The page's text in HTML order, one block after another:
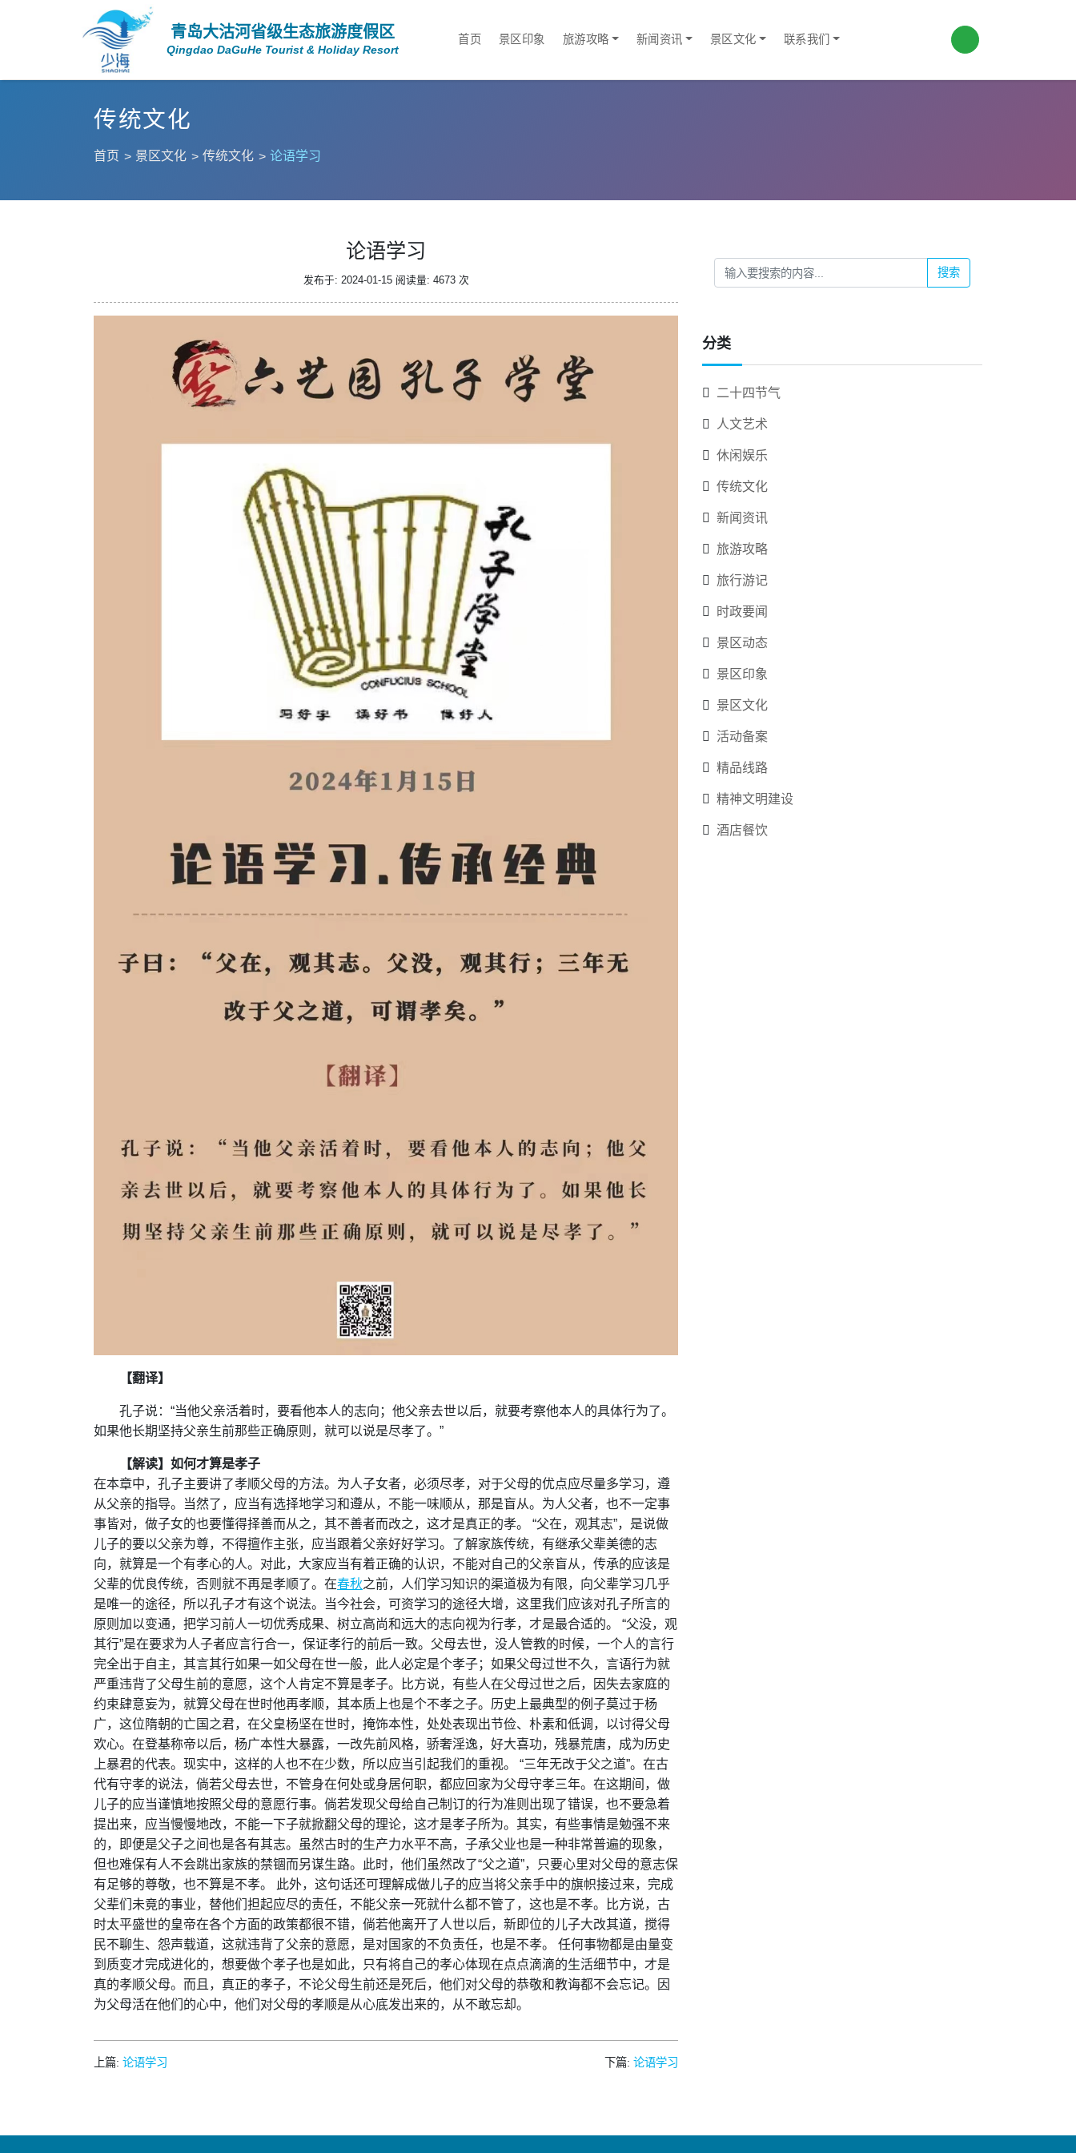
青岛大沽河省级生态旅游度假区
Qingdao DaGuHe Tourist & Holiday Resort
首页 景区印象 旅游攻略 新闻资讯 景区文化 联系我们
传统文化
首页 景区文化 传统文化 论语学习
论语学习
发布于: 2024-01-15 阅读量: 4673 次
【翻译】
孔子说：“当他父亲活着时，要看他本人的志向；他父亲去世以后，就要考察他本人的具体行为了。
如果他长期坚持父亲生前那些正确原则，就可以说是尽孝了。”
【解读】如何才算是孝子
在本章中，孔子主要讲了孝顺父母的方法。为人子女者，必须尽孝，对于父母的优点应尽量多学习，遵
从父亲的指导。当然了，应当有选择地学习和遵从，不能一味顺从，那是盲从。为人父者，也不一定事
事皆对，做子女的也要懂得择善而从之，其不善者而改之，这才是真正的孝。 “父在，观其志”，是说做
儿子的要以父亲为尊，不得擅作主张，应当跟着父亲好好学习。了解家族传统，有继承父辈美德的志
向，就算是一个有孝心的人。对此，大家应当有着正确的认识，不能对自己的父亲盲从，传承的应该是
父辈的优良传统，否则就不再是孝顺了。在春秋之前，人们学习知识的渠道极为有限，向父辈学习几乎
是唯一的途径，所以孔子才有这个说法。当今社会，可资学习的途径大增，这里我们应该对孔子所言的
原则加以变通，把学习前人一切优秀成果、树立高尚和远大的志向视为行孝，才是最合适的。 “父没，观
其行”是在要求为人子者应言行合一，保证孝行的前后一致。父母去世，没人管教的时候，一个人的言行
完全出于自主，其言其行如果一如父母在世一般，此人必定是个孝子；如果父母过世不久，言语行为就
严重违背了父母生前的意愿，这个人肯定不算是孝子。比方说，有些人在父母过世之后，因失去家庭的
约束肆意妄为，就算父母在世时他再孝顺，其本质上也是个不孝之子。历史上最典型的例子莫过于杨
广，这位隋朝的亡国之君，在父皇杨坚在世时，掩饰本性，处处表现出节俭、朴素和低调，以讨得父母
欢心。在登基称帝以后，杨广本性大暴露，一改先前风格，骄奢淫逸，好大喜功，残暴荒唐，成为历史
上暴君的代表。现实中，这样的人也不在少数，所以应当引起我们的重视。 “三年无改于父之道”。在古
代有守孝的说法，倘若父母去世，不管身在何处或身居何职，都应回家为父母守孝三年。在这期间，做
儿子的应当谨慎地按照父母的意愿行事。倘若发现父母给自己制订的行为准则出现了错误，也不要急着
提出来，应当慢慢地改，不能一下子就掀翻父母的理论，这才是孝子所为。其实，有些事情是勉强不来
的，即便是父子之间也是各有其志。虽然古时的生产力水平不高，子承父业也是一种非常普遍的现象，
但也难保有人不会跳出家族的禁锢而另谋生路。此时，他们虽然改了“父之道”，只要心里对父母的意志保
有足够的尊敬，也不算是不孝。 此外，这句话还可理解成做儿子的应当将父亲手中的旗帜接过来，完成
父辈们未竟的事业，替他们担起应尽的责任，不能父亲一死就什么都不管了，这也是不孝。比方说，古
时太平盛世的皇帝在各个方面的政策都很不错，倘若他离开了人世以后，新即位的儿子大改其道，搅得
民不聊生、怨声载道，这就违背了父亲的意愿，是对国家的不负责任，也是不孝。 任何事物都是由量变
到质变才完成进化的，想要做个孝子也是如此，只有将自己的孝心体现在点点滴滴的生活细节中，才是
真的孝顺父母。而且，真正的孝子，不论父母生前还是死后，他们对父母的恭敬和教诲都不会忘记。因
为父母活在他们的心中，他们对父母的孝顺是从心底发出来的，从不敢忘却。
上篇: 论语学习 下篇: 论语学习
搜索
分类
二十四节气
人文艺术
休闲娱乐
传统文化
新闻资讯
旅游攻略
旅行游记
时政要闻
景区动态
景区印象
景区文化
活动备案
精品线路
精神文明建设
酒店餐饮